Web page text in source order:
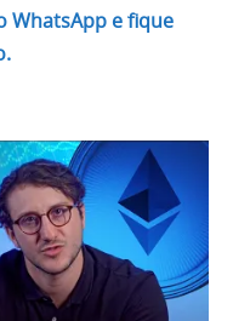
WhatsApp e fique